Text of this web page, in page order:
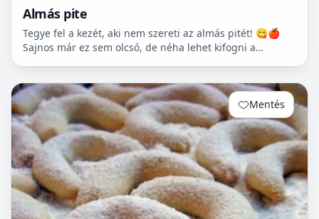
Almás pite
Tegye fel a kezét, aki nem szereti az almás pitét! 😋🍎
Sajnos már ez sem olcsó, de néha lehet kifogni a
Mentés 0